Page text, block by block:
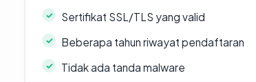
Sertifikat SSL/TLS yang valid
Beberapa tahun riwayat pendaftaran
Tidak ada tanda malware